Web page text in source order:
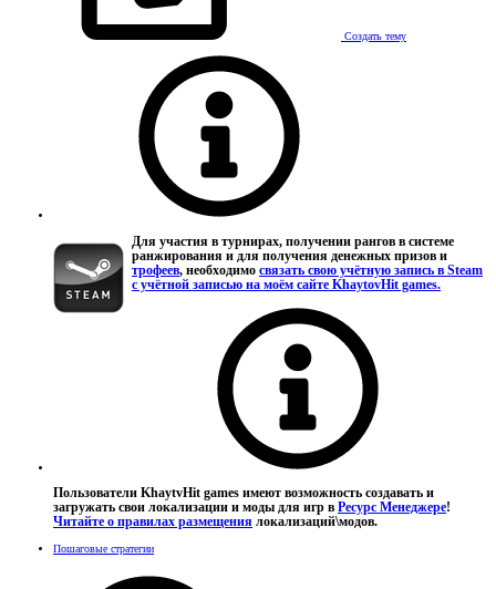
Создать тему
Для участия в турнирах, получении рангов в системе
ранжирования и для получения денежных призов и
трофеев, необходимо связать свою учётную запись в Steam
с учётной записью на моём сайте KhaytovHit games.
Пользователи KhaytvHit games имеют возможность создавать и
загружать свои локализации и моды для игр в Ресурс Менеджере!
Читайте о правилах размещения локализаций\модов.
Пошаговые стратегии